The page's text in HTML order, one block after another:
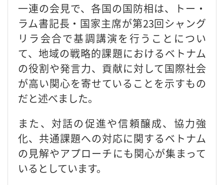
一連の会見で、各国の国防相は、トー・
ラム書記長・国家主席が第23回シャング
リラ会合で基調講演を行うことについ
て、地域の戦略的課題におけるベトナム
の役割や発言力、貢献に対して国際社会
が高い関心を寄せていることを示すもの
だと述べました。
また、対話の促進や信頼醸成、協力強
化、共通課題への対応に関するベトナム
の見解やアプローチにも関心が集まって
いるとしています。